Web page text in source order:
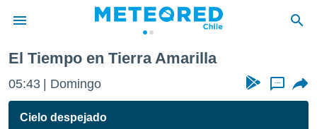
de
por
El Tiempo en Tierra Amarilla
05:43 Domingo ...
Cielo despejado